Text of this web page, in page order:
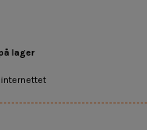
lager